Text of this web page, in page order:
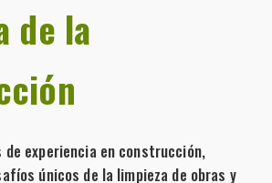
de la
de experiencia en construcción,
únicos de la limpieza de obras y